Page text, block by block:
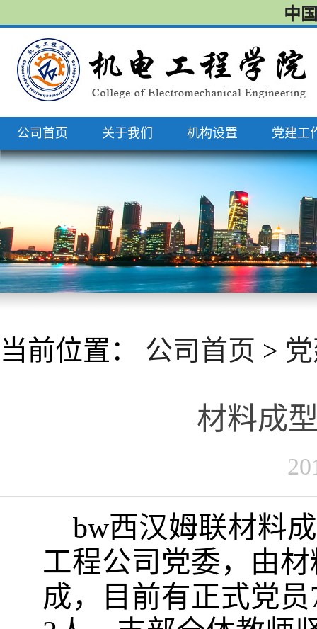
中
公司首页 关于我们 机构设置 党建工
当前位置： 公司首页 >
材料成
bw西汉姆联材料
工程公司党委，由
成，目前有正式党员